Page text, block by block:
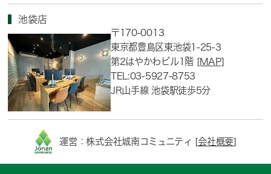
池袋店
〒170-0013
東京都豊島区東池袋1-25-3
第2はやかわビル1階 [MAP]
TEL:03-5927-8753
JR山手線 池袋駅徒歩5分
運営：株式会社城南コミュニティ [会社概要]